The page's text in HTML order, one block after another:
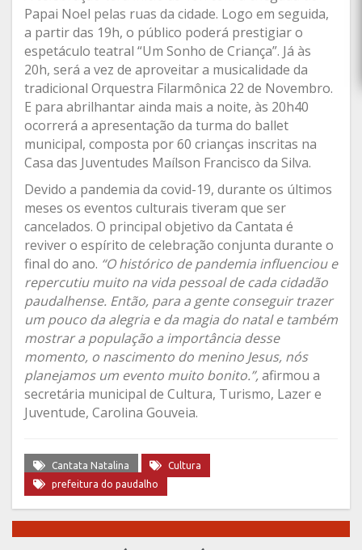
Papai Noel pelas ruas da cidade. Logo em seguida,
a partir das 19h, o público poderá prestigiar o
espetáculo teatral “Um Sonho de Criança”. Já às
20h, será a vez de aproveitar a musicalidade da
tradicional Orquestra Filarmônica 22 de Novembro.
E para abrilhantar ainda mais a noite, às 20h40
ocorrerá a apresentação da turma do ballet
municipal, composta por 60 crianças inscritas na
Casa das Juventudes Maílson Francisco da Silva.
Devido a pandemia da covid-19, durante os últimos
meses os eventos culturais tiveram que ser
cancelados. O principal objetivo da Cantata é
reviver o espírito de celebração conjunta durante o
final do ano. “O histórico de pandemia influenciou e
repercutiu muito na vida pessoal de cada cidadão
paudalhense. Então, para a gente conseguir trazer
um pouco da alegria e da magia do natal e também
mostrar a população a importância desse
momento, o nascimento do menino Jesus, nós
planejamos um evento muito bonito.”,afirmou a
secretária municipal de Cultura, Turismo, Lazer e
Juventude, Carolina Gouveia.
Cantata Natalina
Cultura
prefeitura do paudalho